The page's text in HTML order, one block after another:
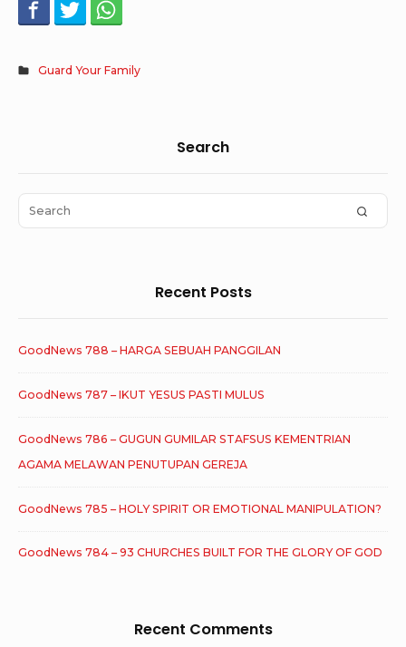
Guard Your Family
Area
Search
Search
for:
Recent Posts
GoodNews 788 – HARGA SEBUAH PANGGILAN
GoodNews 787 – IKUT YESUS PASTI MULUS
GoodNews 786 – GUGUN GUMILAR STAFSUS KEMENTRIAN
AGAMA MELAWAN PENUTUPAN GEREJA
GoodNews 785 – HOLY SPIRIT OR EMOTIONAL MANIPULATION?
GoodNews 784 – 93 CHURCHES BUILT FOR THE GLORY OF GOD
Recent Comments